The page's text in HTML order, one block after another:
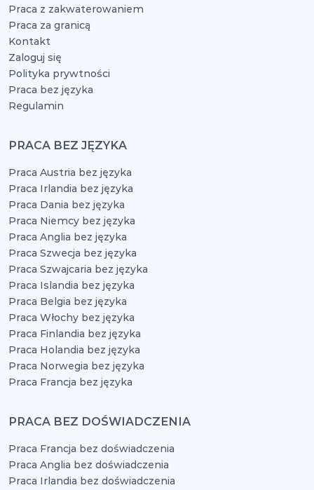
Praca z zakwaterowaniem
Praca za granicą
Kontakt
Zaloguj się
Polityka prywtności
Praca bez języka
Regulamin
PRACA BEZ JĘZYKA
Praca Austria bez języka
Praca Irlandia bez języka
Praca Dania bez języka
Praca Niemcy bez języka
Praca Anglia bez języka
Praca Szwecja bez języka
Praca Szwajcaria bez języka
Praca Islandia bez języka
Praca Belgia bez języka
Praca Włochy bez języka
Praca Finlandia bez języka
Praca Holandia bez języka
Praca Norwegia bez języka
Praca Francja bez języka
PRACA BEZ DOŚWIADCZENIA
Praca Francja bez doświadczenia
Praca Anglia bez doświadczenia
Praca Irlandia bez doświadczenia